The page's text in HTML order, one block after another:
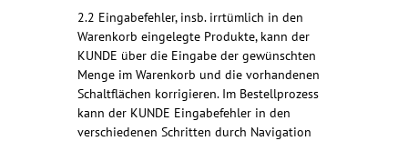
2.2 Eingabefehler, insb. irrtümlich in den
Warenkorb eingelegte Produkte, kann der
KUNDE über die Eingabe der gewünschten
Menge im Warenkorb und die vorhandenen
Schaltflächen korrigieren. Im Bestellprozess
kann der KUNDE Eingabefehler in den
verschiedenen Schritten durch Navigation